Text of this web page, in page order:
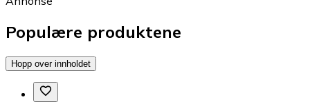
Populære produktene
Hopp over innholdet